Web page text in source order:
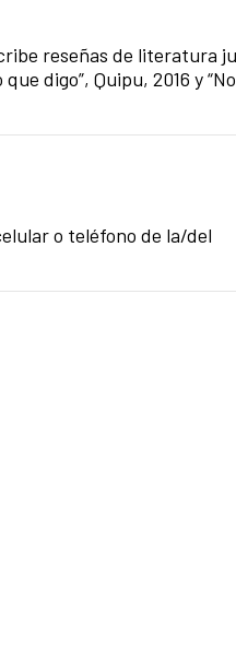
reseñas de literatura
digo”, Quipu, 2016 y
o teléfono de la/del